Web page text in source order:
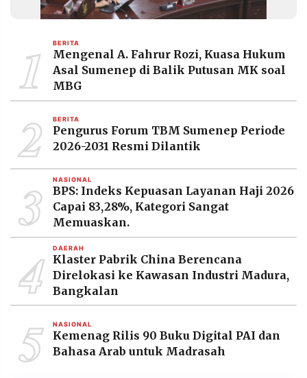
RESOLUSI
MEDIA
©
Resolusi.co
-
PT.
RESOLUSI
MEDIA
PRAMUDITA
1 BERITA
Mengenal A. Fahrur Rozi, Kuasa Hukum
Asal Sumenep di Balik Putusan MK soal
MBG
2 BERITA
Pengurus Forum TBM Sumenep Periode
2026-2031 Resmi Dilantik
3 NASIONAL
BPS: Indeks Kepuasan Layanan Haji 2026
Capai 83,28%, Kategori Sangat
Memuaskan.
4 DAERAH
Klaster Pabrik China Berencana
Direlokasi ke Kawasan Industri Madura,
Bangkalan
5 NASIONAL
Kemenag Rilis 90 Buku Digital PAI dan
Bahasa Arab untuk Madrasah